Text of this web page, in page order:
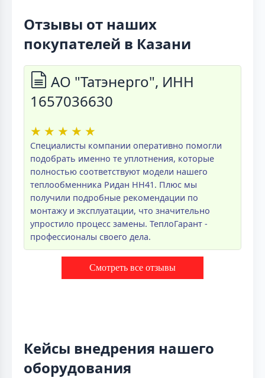
Отзывы от наших
покупателей в Казани
АО "Татэнерго", ИНН
1657036630
★ ★ ★ ★ ★
Специалисты компании оперативно помогли
подобрать именно те уплотнения, которые
полностью соответствуют модели нашего
теплообменника Ридан НН41. Плюс мы
получили подробные рекомендации по
монтажу и эксплуатации, что значительно
упростило процесс замены. ТеплоГарант -
профессионалы своего дела.
Смотреть все отзывы
Кейсы внедрения нашего
оборудования